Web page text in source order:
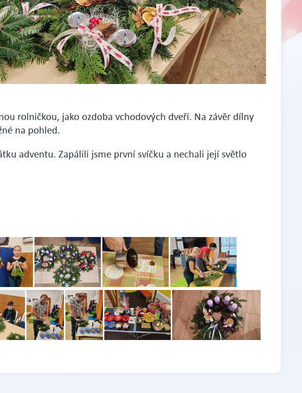
rolničkou, jako ozdoba vchodových dveří. Na závěr dílny
na pohled.
adventu. Zapálili jsme první svíčku a nechali její světlo